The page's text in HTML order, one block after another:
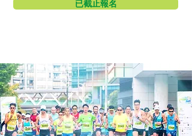
已截止報名